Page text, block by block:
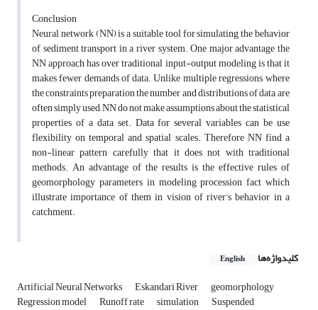
Conclusion
Neural network (NN) is a suitable tool for simulating the behavior
of sediment transport in a river system. One major advantage the
NN approach has over traditional input-output modeling is that it
makes fewer demands of data. Unlike multiple regressions, where
the constraints preparation the number and distributions of data, are
often simply used, NN do not make assumptions about the statistical
properties of a data set. Data for several variables can be use
flexibility on temporal and spatial scales. Therefore NN find a
non-linear pattern carefully that it does not with traditional
methods. An advantage of the results is the effective rules of
geomorphology parameters in modeling procession fact which
illustrate importance of them in vision of river’s behavior in a
catchment.
کلیدواژه‌ها English
Artificial Neural Networks Eskandari River geomorphology
Regression model Runoff rate simulation Suspended